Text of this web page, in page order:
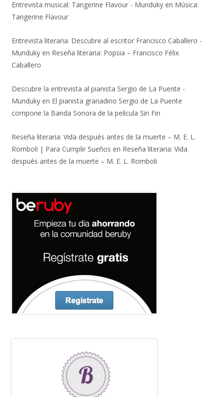
Entrevista musical: Tangerine Flavour - Munduky en Música:
Tangerine Flavour
Entrevista literaria: Descubre al escritor Francisco Caballero -
Munduky en Reseña literaria: Popsia – Francisco Félix
Caballero
Descubre la entrevista al pianista Sergio de La Puente -
Munduky en El pianista granadino Sergio de La Puente
compone la Banda Sonora de la película Sin Fin
Reseña literaria: Vida después antes de la muerte – M. E. L.
Romboli | Para Cumplir Sueños en Reseña literaria: Vida
después antes de la muerte – M. E. L. Romboli